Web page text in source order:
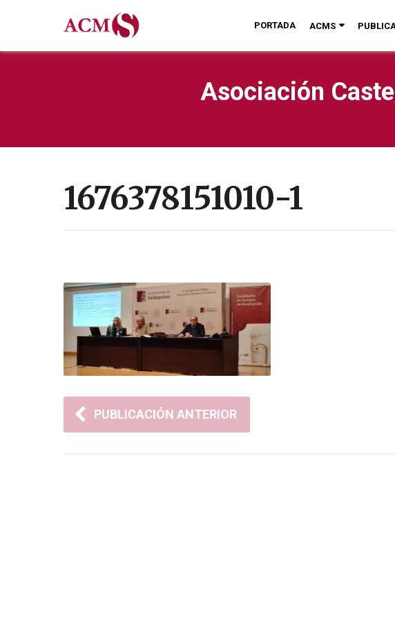
PORTADA ACMS
Asociación
1676378151010-1
PUBLICACIÓN ANTERIOR